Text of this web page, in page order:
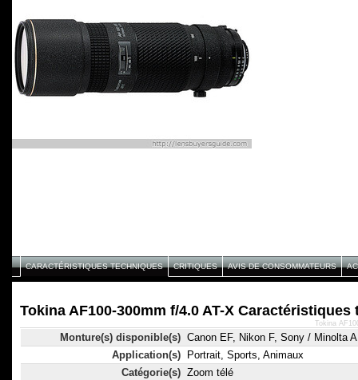
CARACTÉRISTIQUES TECHNIQUES CRITIQUES AVIS DE CONSOMMATEURS
Tokina AF100-300mm f/4.0 AT-X
Monture(s) disponible(s) Canon EF, Nikon F, Sony / Minolta A
Application(s)
Portrait, Sports, Animaux
Catégorie(s) Zoom télé
Tokina